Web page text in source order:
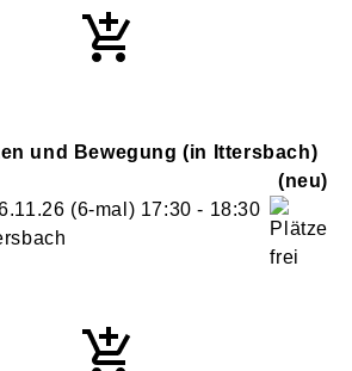
und Bewegung (in Ittersbach)
neu
(6-mal) 17:30 - 18:30